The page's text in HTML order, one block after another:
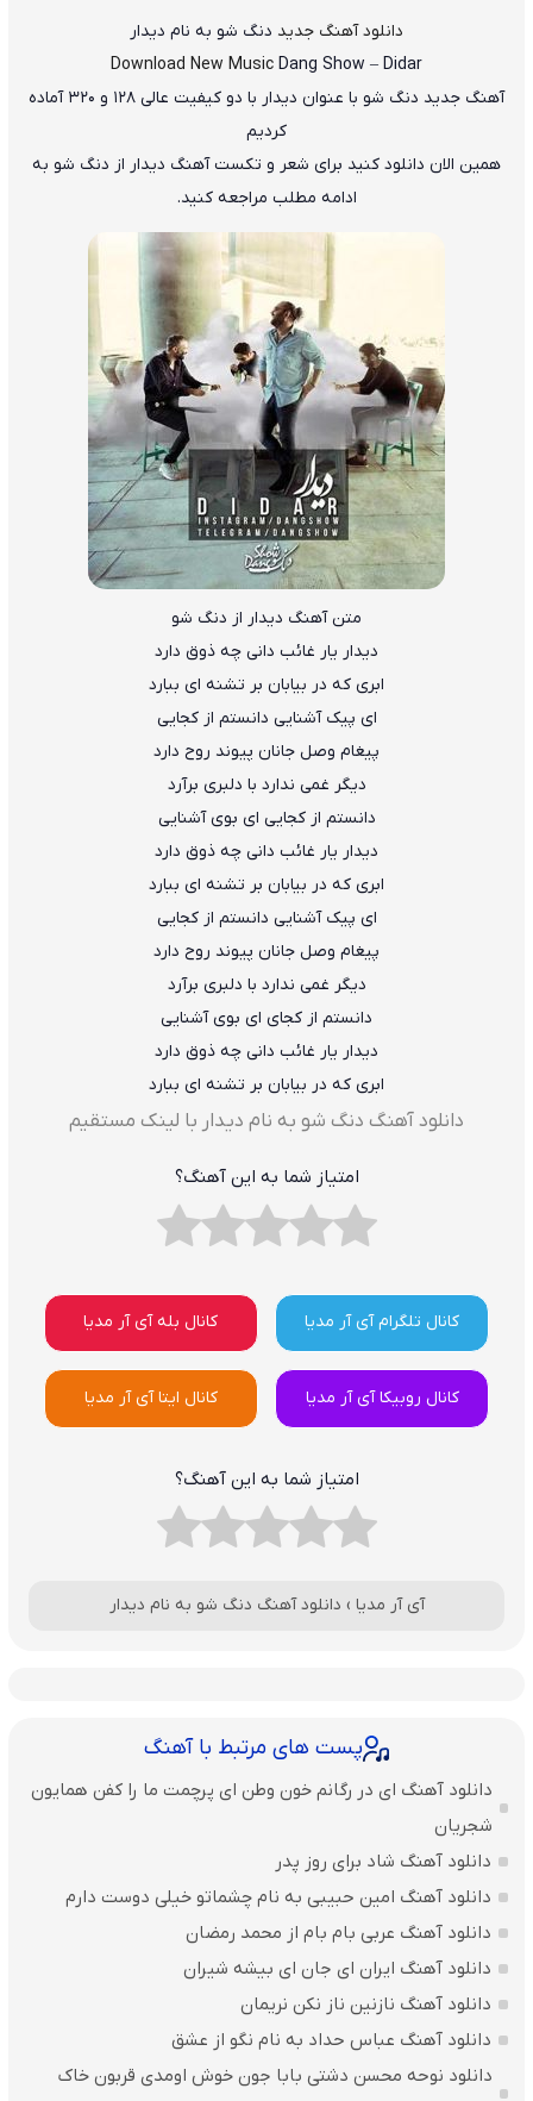
دانلود آهنگ جدید دنگ شو به نام دیدار
Download New Music Dang Show – Didar
آهنگ جدید دنگ شو با عنوان دیدار
با دو کیفیت عالی ۱۲۸ و ۳۲۰ آماده
کردیم
همین الان دانلود کنید برای شعر و تکست آهنگ دیدار از دنگ شو به
ادامه مطلب مراجعه کنید.
متن آهنگ دیدار از دنگ شو
دیدار یار غائب دانی چه ذوق دارد
ابری که در بیابان بر تشنه ای ببارد
ای پیک آشنایی دانستم از کجایی
پیغام وصل جانان پیوند روح دارد
دیگر غمی ندارد با دلبری برآرد
دانستم از کجایی ای بوی آشنایی
دیدار یار غائب دانی چه ذوق دارد
ابری که در بیابان بر تشنه ای ببارد
ای پیک آشنایی دانستم از کجایی
پیغام وصل جانان پیوند روح دارد
دیگر غمی ندارد با دلبری برآرد
دانستم از کجای ای بوی آشنایی
دیدار یار غائب دانی چه ذوق دارد
ابری که در بیابان بر تشنه ای ببارد
دانلود آهنگ دنگ شو به نام دیدار با لینک مستقیم
امتیاز شما به این آهنگ؟
کانال تلگرام آی آر مدیا کانال بله آی آر مدیا
کانال روبیکا آی آر مدیا کانال ایتا آی آر مدیا
امتیاز شما به این آهنگ؟
آی آر مدیا › دانلود آهنگ دنگ شو به نام دیدار
پست های مرتبط با آهنگ
دانلود آهنگ ای در رگانم خون وطن ای پرچمت ما را کفن همایون
شجریان
دانلود آهنگ شاد برای روز پدر
دانلود آهنگ امین حبیبی به نام چشماتو خیلی دوست دارم
دانلود آهنگ عربی بام بام از محمد رمضان
دانلود آهنگ ایران ای جان ای بیشه شیران
دانلود آهنگ نازنین ناز نکن نریمان
دانلود آهنگ عباس حداد به نام نگو از عشق
دانلود نوحه محسن دشتی بابا جون خوش اومدی قربون خاک